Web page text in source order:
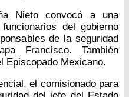
Nieto convocó a una
del gobierno
de la seguridad
Francisco. También
Episcopado Mexicano.
el comisionado para